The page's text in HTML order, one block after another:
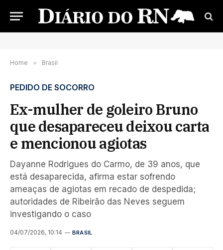
Home » Brasil
PEDIDO DE SOCORRO
Ex-mulher de goleiro Bruno
que desapareceu deixou carta
e mencionou agiotas
Dayanne Rodrigues do Carmo, de 39 anos, que
está desaparecida, afirma estar sofrendo
ameaças de agiotas em recado de despedida;
autoridades de Ribeirão das Neves seguem
investigando o caso
04/07/2026, 10:14 BRASIL